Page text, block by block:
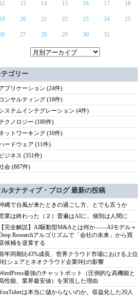
12 13 14 15 16 17 18
19 20 21 22 23 24 25
27 28 29 30 31
テゴリー
プリケーション (24件)
ンサルティング (18件)
ステムインテグレーション (4件)
クノロジー (180件)
ットワーキング (10件)
ードウェア (11件)
ビジネス (351件)
会 (887件)
ルタナティブ・ブログ 最新の投稿
縄で台風が来たときの過ごし方、とでも言うか
業は終わった（２）普遍はAIに、個別は人間に
【完全解説】AI駆動型M&Aとは何か――AIモデル＋
Researchアルゴリズムで「会社の未来」から買
候補を逆算する
年同期比43%成長、世界クラウド市場における上位
社シェアとネオクラウド企業9社の影響
最強のチャットボット（圧倒的な高機能と
性能、業界最安値）を実現した理由
は本当に儲からないのか。収益化した20人